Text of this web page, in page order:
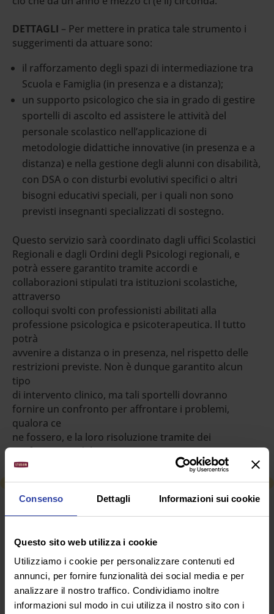
Consenso Dettagli Informazioni sui cookie
Questo sito web utilizza i cookie
Utilizziamo i cookie per personalizzare contenuti ed
annunci, per fornire funzionalità dei social media e per
analizzare il nostro traffico. Condividiamo inoltre
informazioni sul modo in cui utilizza il nostro sito con i
DETTAGLI – Per mettere in pratica tale strumento i
suggerimenti da attuare sono:
il rafforzamento degli spazi di intermediazione tra
Scuola e Famiglia (in presenza e a distanza);
un supporto psicologico che sia in grado di gestire
sportelli di ascolto ed assistere le attività del
personale scolastico nell’applicazione di
metodologie didattiche innovative (in presenza e a
distanza) e nella gestione degli alunni con disabilità,
con DSA o con disturbi evolutivi specifici o altri
bisogni educativi speciali, per i quali non sono
previsti insegnanti specializzati di sostegno.
Questo servizio sarà coordinato dagli uffici Scolastici
Regionali e dagli Ordini degli Psicologi regionali, e
potrà essere garantito tramite accordi e
collaborazioni stipulati tra istituzioni scolastiche,
attraverso
colloqui svolti con professionisti abilitati alla
professione psicologica e psicoterapeutica. Il tutto
potrà
avvenire a distanza o in presenza, nel rispetto delle
restrizioni previste. Non è dunque garantito alcun
tipo
di intervento clinico, ma tali sportelli dovranno
fornire un confronto per affrontare i problemi,
qualora ce
ne fossero, e la loro risoluzione tramite dei
professionisti del settore.
RICHIEDI INFORMAZIONI